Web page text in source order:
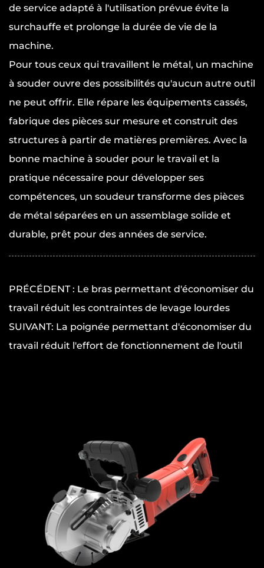
de service adapté à l'utilisation prévue évite la
surchauffe et prolonge la durée de vie de la
machine.
Pour tous ceux qui travaillent le métal, un machine
à souder ouvre des possibilités qu'aucun autre outil
ne peut offrir. Elle répare les équipements cassés,
fabrique des pièces sur mesure et construit des
structures à partir de matières premières. Avec la
bonne machine à souder pour le travail et la
pratique nécessaire pour développer ses
compétences, un soudeur transforme des pièces
de métal séparées en un assemblage solide et
durable, prêt pour des années de service.
PRÉCÉDENT : Le bras permettant d'économiser du
travail réduit les contraintes de levage lourdes
SUIVANT: La poignée permettant d'économiser du
travail réduit l'effort de fonctionnement de l'outil